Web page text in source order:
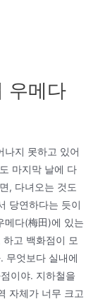
우메다
나지 못하고 있어
마지막 날에 다
, 다녀오는 것도
당연하다는 듯이
메다(梅田)에 있는
고 백화점이 모
무엇보다 실내에
이야. 지하철을
자체가 너무 크고